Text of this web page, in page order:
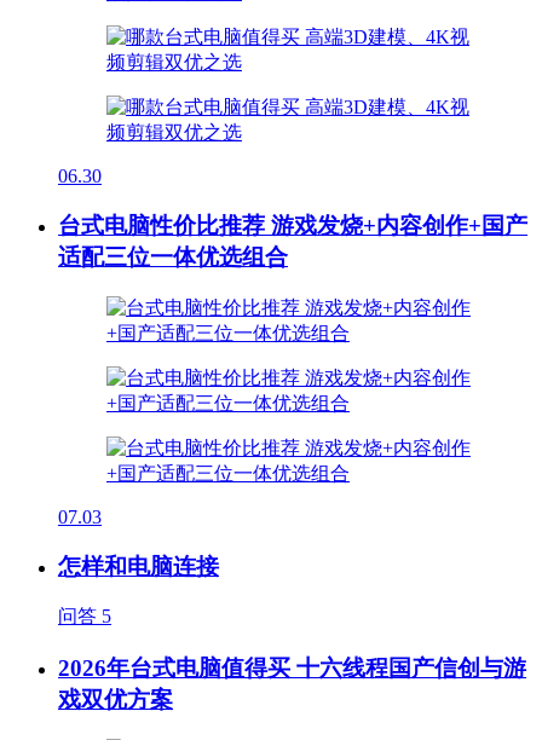
06.30
台式电脑性价比推荐 游戏发烧+内容创作+国产
适配三位一体优选组合
07.03
怎样和电脑连接
问答 5
2026年台式电脑值得买 十六线程国产信创与游
戏双优方案